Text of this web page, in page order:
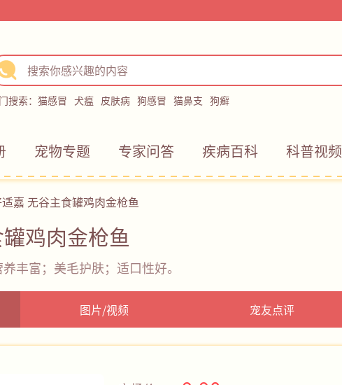
搜索： 猫感冒 犬瘟 皮肤病 狗感冒 猫鼻支 狗癣
宠物专题 专家问答 疾病百科 科普视频
嘉 无谷主食罐鸡肉金枪鱼
鸡肉金枪鱼
丰富；美毛护肤；适口性好。
图片/视频 宠友点评